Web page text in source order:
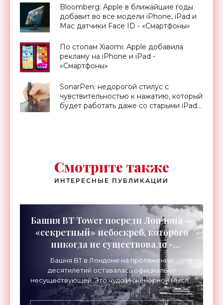
«Смартфоны»
Bloomberg: Apple в ближайшие годы
добавит во все модели iPhone, iPad и
Maс датчики Face ID - «Смартфоны»
По стопам Xiaomi: Apple добавила
рекламу на iPhone и iPad -
«Смартфоны»
SonarPen: недорогой стилус с
чувствительностью к нажатию, который
будет работать даже со старыми iPad -
Смотрите также
ИНТЕРЕСНЫЕ ПУБЛИКАЦИИ
Башня BT Tower посреди Лондона —
«секретный» небоскреб, которого
никогда не существовало -
«Технологии»
Башня BT в Лондоне на протяжении
десятилетий оставалась официально
несуществующей. Это чудо инженерной мысли
высотой 189 метров привлекало тысячи
посетителей, знаменитостей и даже членов